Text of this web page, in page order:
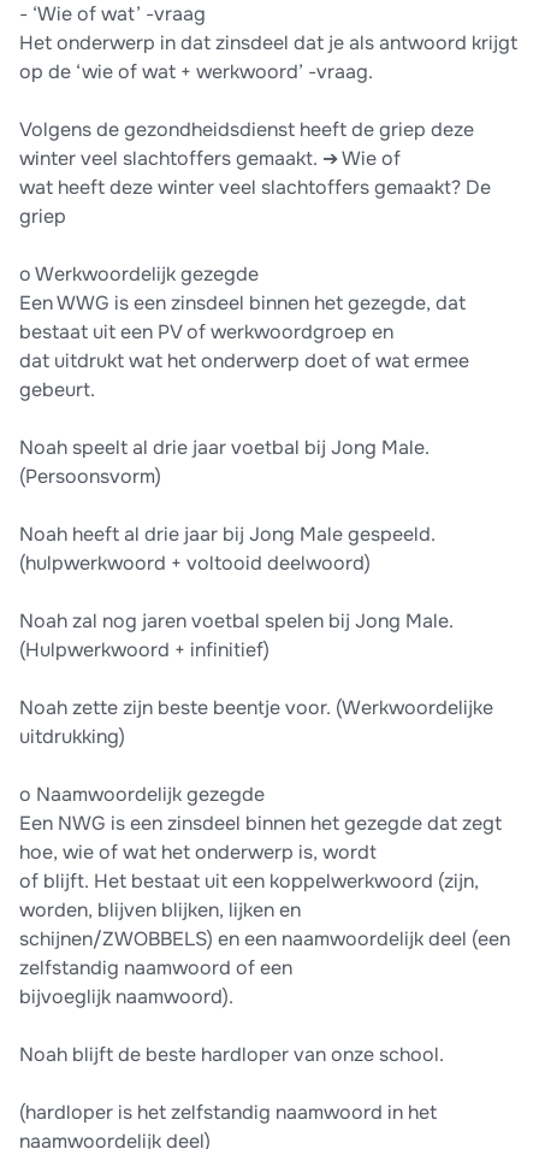
- ‘Wie of wat’ -vraag
Het onderwerp in dat zinsdeel dat je als antwoord krijgt
op de ‘wie of wat + werkwoord’ -vraag.
Volgens de gezondheidsdienst heeft de griep deze
winter veel slachtoffers gemaakt. ➔ Wie of
wat heeft deze winter veel slachtoffers gemaakt? De
griep
o Werkwoordelijk gezegde
Een WWG is een zinsdeel binnen het gezegde, dat
bestaat uit een PV of werkwoordgroep en
dat uitdrukt wat het onderwerp doet of wat ermee
gebeurt.
Noah speelt al drie jaar voetbal bij Jong Male.
(Persoonsvorm)
Noah heeft al drie jaar bij Jong Male gespeeld.
(hulpwerkwoord + voltooid deelwoord)
Noah zal nog jaren voetbal spelen bij Jong Male.
(Hulpwerkwoord + infinitief)
Noah zette zijn beste beentje voor. (Werkwoordelijke
uitdrukking)
o Naamwoordelijk gezegde
Een NWG is een zinsdeel binnen het gezegde dat zegt
hoe, wie of wat het onderwerp is, wordt
of blijft. Het bestaat uit een koppelwerkwoord (zijn,
worden, blijven blijken, lijken en
schijnen/ZWOBBELS) en een naamwoordelijk deel (een
zelfstandig naamwoord of een
bijvoeglijk naamwoord).
Noah blijft de beste hardloper van onze school.
(hardloper is het zelfstandig naamwoord in het
naamwoordelijk deel)